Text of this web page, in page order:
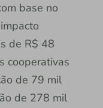
base no
de R$ 48
cooperativas
de 79 mil
de 278 mil